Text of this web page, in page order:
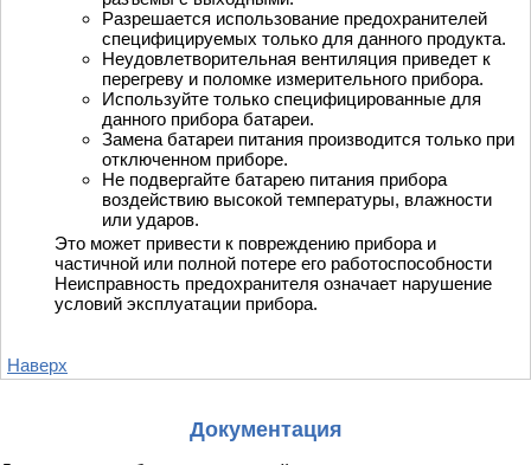
Разрешается использование предохранителей
специфицируемых только для данного продукта.
Неудовлетворительная вентиляция приведет к
перегреву и поломке измерительного прибора.
Используйте только специфицированные для
данного прибора батареи.
Замена батареи питания производится только при
отключенном приборе.
Не подвергайте батарею питания прибора
воздействию высокой температуры, влажности
или ударов.
Это может привести к повреждению прибора и
частичной или полной потере его работоспособности
Неисправность предохранителя означает нарушение
условий эксплуатации прибора.
Наверх
Документация